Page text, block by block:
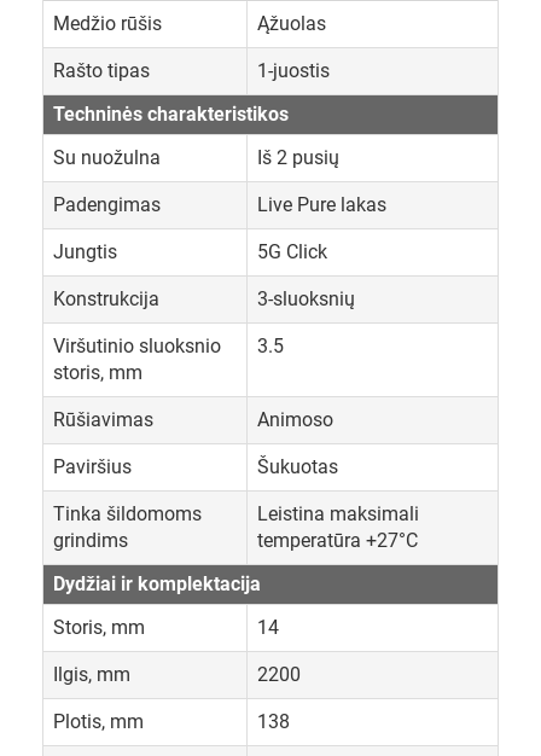
Medžio rūšis
Ąžuolas
Rašto tipas
1-juostis
Techninės charakteristikos
Su nuožulna
Iš 2 pusių
Padengimas Live Pure lakas
Jungtis 5G Click
Konstrukcija 3-sluoksnių
Viršutinio sluoksnio
storis, mm
3.5
Rūšiavimas Animoso
Paviršius Šukuotas
Tinka šildomoms
grindims
Leistina maksimali
temperatūra +27°C
Dydžiai ir komplektacija
Storis, mm
14
Ilgis, mm 2200
Plotis, mm 138